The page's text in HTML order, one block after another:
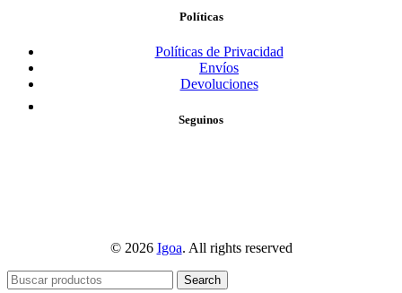
Políticas
Políticas de Privacidad
Envíos
Devoluciones
Seguinos
© 2026 Igoa. All rights reserved
Search